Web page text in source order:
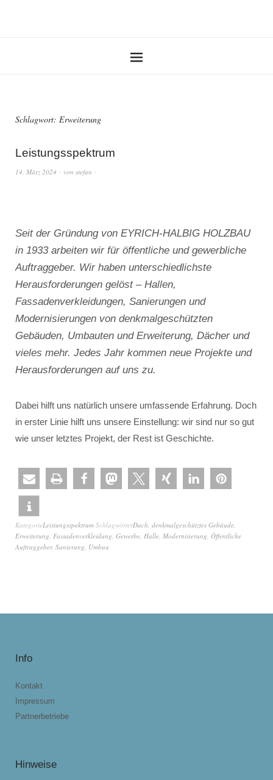
Schlagwort: Erweiterung
Leistungsspektrum
14. März 2024 von stefan
Seit der Gründung von EYRICH-HALBIG HOLZBAU
in 1933 arbeiten wir für öffentliche und gewerbliche
Auftraggeber. Wir haben unterschiedlichste
Herausforderungen gelöst – Hallen,
Fassadenverkleidungen, Sanierungen und
Modernisierungen von denkmalgeschützten
Gebäuden, Umbauten und Erweiterung, Dächer und
vieles mehr. Jedes Jahr kommen neue Projekte und
Herausforderungen auf uns zu.
Dabei hilft uns natürlich unsere umfassende Erfahrung. Doch
in erster Linie hilft uns unsere Einstellung: wir sind nur so gut
wie unser letztes Projekt, der Rest ist Geschichte.
KategorieLeistungsspektrum SchlagwörterDach, denkmalgeschütztes Gebäude,
Erweiterung, Fassadenverkleidung, Gewerbe, Halle, Modernisierung, Öffentliche
Auftraggeber, Sanierung, Umbau
Info
Kontakt
Impressum
Partnerbetriebe
Hinweise